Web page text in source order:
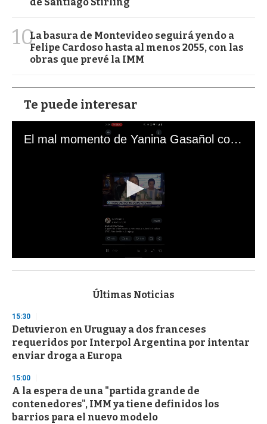
10La basura de Montevideo seguirá yendo a
Felipe Cardoso hasta al menos 2055, con las
obras que prevé la IMM
Te puede interesar
El mal momento de Yanina Gasañol con un hincha argentino en "Subrayado"
s
d
s
o
f
3
s
e
c
o
n
Últimas Noticias
15:30
Detuvieron en Uruguay a dos franceses
requeridos por Interpol Argentina por intentar
enviar droga a Europa
15:00
A la espera de una "partida grande de
contenedores", IMM ya tiene definidos los
barrios para el nuevo modelo